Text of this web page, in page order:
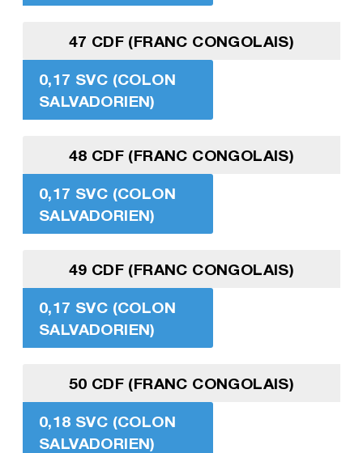
47 CDF (FRANC CONGOLAIS)
0,17 SVC (COLON
SALVADORIEN)
48 CDF (FRANC CONGOLAIS)
0,17 SVC (COLON
SALVADORIEN)
49 CDF (FRANC CONGOLAIS)
0,17 SVC (COLON
SALVADORIEN)
50 CDF (FRANC CONGOLAIS)
0,18 SVC (COLON
SALVADORIEN)